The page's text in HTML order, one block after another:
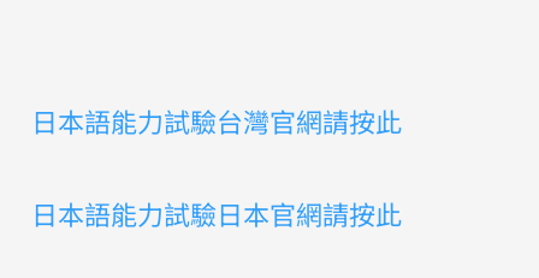
日本語能力試驗台灣官網請按此
日本語能力試驗日本官網請按此